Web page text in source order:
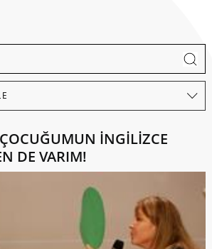
İNGİLİZCE
DE VARIM!